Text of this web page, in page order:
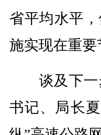
省平均水平
施实现在重要
谈及下一
书记、局长